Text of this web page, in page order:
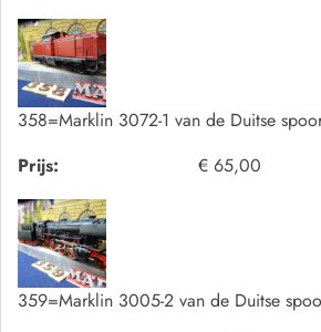
358=Marklin 3072-1 van de Duitse
Prijs:
€ 65,00
359=Marklin 3005-2 van de Duitse